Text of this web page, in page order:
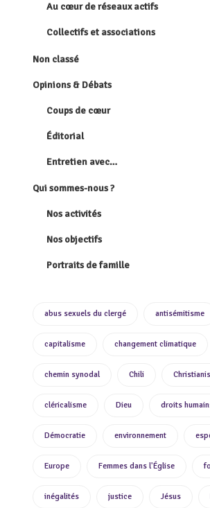
Au cœur de réseaux actifs
Collectifs et associations
Non classé
Opinions & Débats
Coups de cœur
Éditorial
Entretien avec…
Qui sommes-nous ?
Nos activités
Nos objectifs
Portraits de famille
abus sexuels du clergé antisémitisme
capitalisme changement climatique
chemin synodal Chili
cléricalisme Dieu droits
Démocratie environnement
Europe Femmes dans l'Église
inégalités justice Jésus